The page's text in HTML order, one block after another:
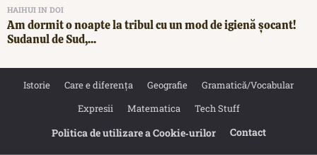
HAIHUI IN DOI
Am dormit o noapte la tribul cu un mod de igienă șocant!
Sudanul de Sud,...
Istorie Care e diferența Geografie
Gramatică/Vocabular
Expresii
Matematica Tech Stuff
Politica de utilizare a Cookie‐urilor Contact